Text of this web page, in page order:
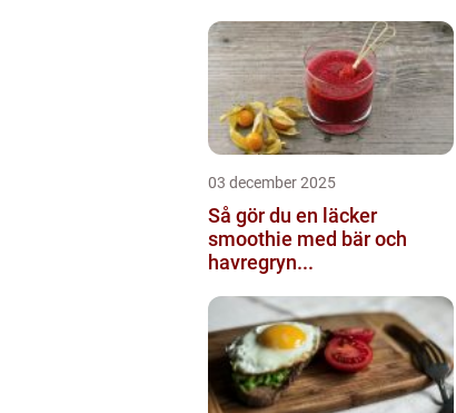
03 december 2025
Så gör du en läcker
smoothie med bär och
havregryn...